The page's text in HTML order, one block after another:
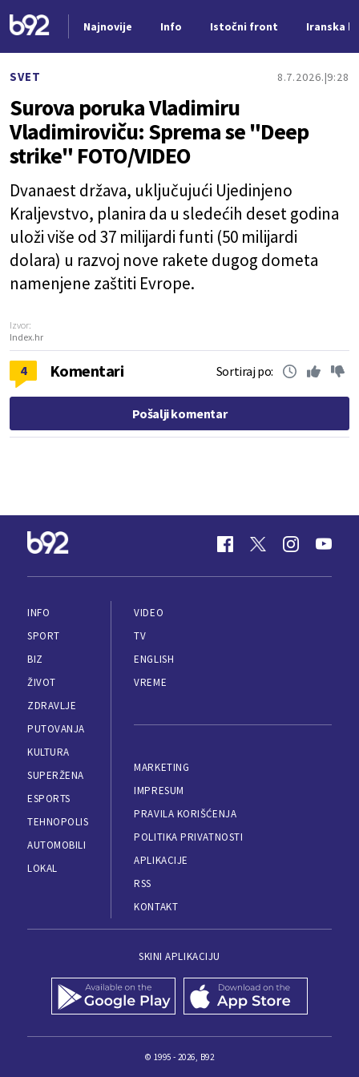
Najnovije Info Istočni front Iranska
SVET 8.7.2026. 9:28
Surova poruka Vladimiru
Vladimiroviču: Sprema se "Deep
strike" FOTO/VIDEO
Dvanaest država, uključujući Ujedinjeno
Kraljevstvo, planira da u sledećih deset godina
uloži više od 37 milijardi funti (50 milijardi
dolara) u razvoj nove rakete dugog dometa
namenjene zaštiti Evrope.
Izvor:
Index.hr
4 Komentari Sortiraj po:
Pošalji komentar
INFO
SPORT
BIZ
ŽIVOT
ZDRAVLJE
PUTOVANJA
KULTURA
SUPERŽENA
ESPORTS
TEHNOPOLIS
AUTOMOBILI
LOKAL
VIDEO
TV
ENGLISH
VREME
MARKETING
IMPRESUM
PRAVILA KORIŠĆENJA
POLITIKA PRIVATNOSTI
APLIKACIJE
RSS
KONTAKT
SKINI APLIKACIJU
© 1995 - 2026, B92